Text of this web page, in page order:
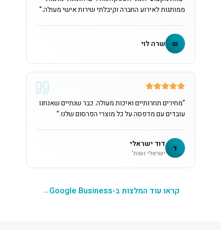
ממותגות לאירוע החברה וקיבלתי שירות אישי מעולה.”
ש שרה לוי
“מחירים תחרותיים ואיכות מעולה. כבר שנתיים שאנחנו
עובדים עם מדפסה על כל מוצרי הפרסום שלנו.”
ד דוד ישראלי
ישראלי ושות'
קראו עוד המלצות ב-Google Business →